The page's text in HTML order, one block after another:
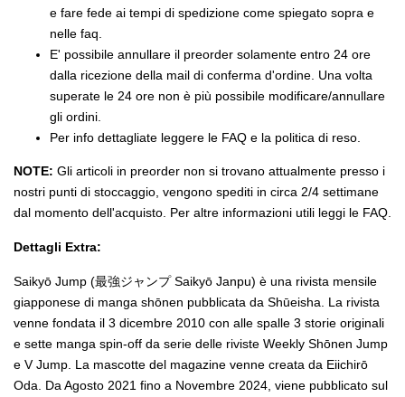
e fare fede ai tempi di spedizione come spiegato sopra e
nelle faq.
E' possibile annullare il preorder solamente entro 24 ore
dalla ricezione della mail di conferma d'ordine. Una volta
superate le 24 ore non è più possibile modificare/annullare
gli ordini.
Per info dettagliate leggere le FAQ e la politica di reso.
NOTE: Gli articoli in preorder non si trovano attualmente presso i
nostri punti di stoccaggio, vengono spediti in circa 2/4 settimane
dal momento dell'acquisto. Per altre informazioni utili leggi le FAQ.
Dettagli Extra:
Saikyō Jump (最強ジャンプ Saikyō Janpu) è una rivista mensile
giapponese di manga shōnen pubblicata da Shūeisha. La rivista
venne fondata il 3 dicembre 2010 con alle spalle 3 storie originali
e sette manga spin-off da serie delle riviste Weekly Shōnen Jump
e V Jump. La mascotte del magazine venne creata da Eiichirō
Oda. Da Agosto 2021 fino a Novembre 2024, viene pubblicato sul